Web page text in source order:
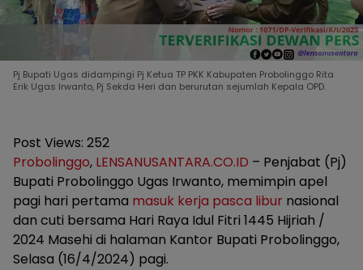
Pj Bupati Ugas didampingi Pj Ketua TP PKK Kabupaten Probolinggo Rita
Erik Ugas Irwanto, Pj Sekda Heri dan berurutan sejumlah Kepala OPD.
Post Views: 252
Probolinggo, LENSANUSANTARA.CO.ID – Penjabat (Pj)
Bupati Probolinggo Ugas Irwanto, memimpin apel
pagi hari pertama masuk kerja pasca libur nasional
dan cuti bersama Hari Raya Idul Fitri 1445 Hijriah /
2024 Masehi di halaman Kantor Bupati Probolinggo,
Selasa (16/4/2024) pagi.